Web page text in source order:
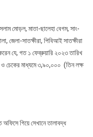
মোড়ল, মাতা-ছালেহা বেগম, সাং-
জেলা-সাতক্ষীরা, পিবিআই সাতক্ষীরা
যে, গত ১ ফেব্রুয়ারি ২০২৩ তারিখ
ও চেকের মাধ্যমে ৩,৯০,০০০ (তিন লক্ষ
অফিসে গিয়ে সেখানে তালাবদ্ধ